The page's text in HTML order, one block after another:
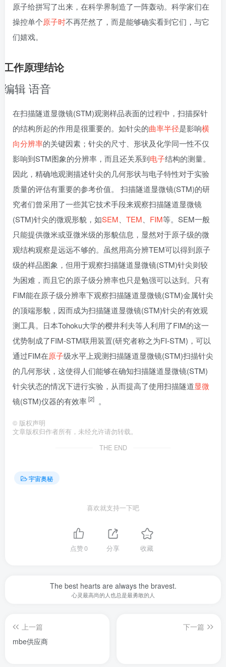
原子给拼写了出来，在科学界制造了一阵轰动。科学家们在
操控单个原子时不再茫然了，而是能够确实看到它们，与它
们嬉戏。
工作原理结论
编辑 语音
在扫描隧道显微镜(STM)观测样品表面的过程中，扫描探针
的结构所起的作用是很重要的。如针尖的曲率半径是影响横
向分辨率的关键因素；针尖的尺寸、形状及化学同一性不仅
影响到STM图象的分辨率，而且还关系到电子结构的测量。
因此，精确地观测描述针尖的几何形状与电子特性对于实验
质量的评估有重要的参考价值。 扫描隧道显微镜(STM)的研
究者们曾采用了一些其它技术手段来观察扫描隧道显微镜
(STM)针尖的微观形貌，如SEM TEM FIM等。SEM一般
只能提供微米或亚微米级的形貌信息，显然对于原子级的微
观结构观察是远远不够的。虽然用高分辨TEM可以得到原子
级的样品图象，但用于观察扫描隧道显微镜(STM)针尖则较
为困难，而且它的原子级分辨率也只是勉强可以达到。只有
FIM能在原子级分辨率下观察扫描隧道显微镜(STM)金属针尖
的顶端形貌，因而成为扫描隧道显微镜(STM)针尖的有效观
测工具。日本Tohoku大学的樱井利夫等人利用了FIM的这一
优势制成了FIM-STM联用装置(研究者称之为FI-STM)，可以
通过FIM在原子级水平上观测扫描隧道显微镜(STM)扫描针尖
的几何形状，这使得人们能够在确知扫描隧道显微镜(STM)
针尖状态的情况下进行实验，从而提高了使用扫描隧道显微
镜(STM)仪器的有效率[2] 。
© 版权声明
文章版权归作者所有，未经允许请勿转载。
THE END
宇宙奥秘
喜欢就支持一下吧
点赞0 分享 收藏
The best hearts are always the bravest.
心灵最高尚的人也总是最勇敢的人
上一篇
mbe供应商
下一篇